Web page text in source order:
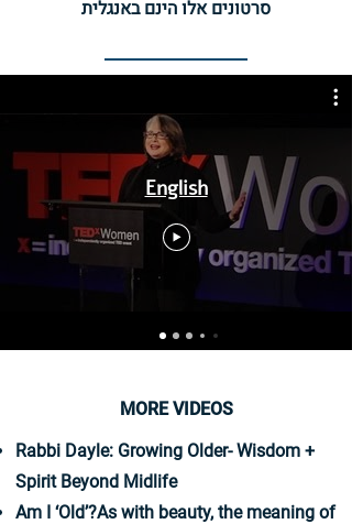
סרטונים אלו הינם באנגלית
English
MORE VIDEOS
Rabbi Dayle: Growing Older- Wisdom +
Spirit Beyond Midlife
Am I ‘Old’?As with beauty, the meaning of